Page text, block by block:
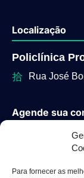
Para fornecer as
Localização
Policlínica
Rua José
Agende sua
(55) 9700-7070
(55) 2500-0770
De segunda